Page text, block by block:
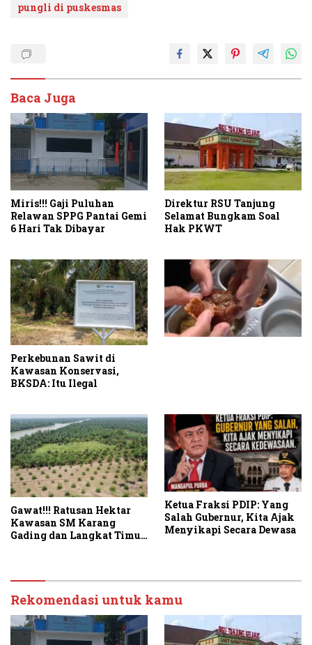
pungli di puskesmas
Baca Juga
Miris!!! Gaji Puluhan
Relawan SPPG Pantai Gemi
6 Hari Tak Dibayar
Direktur RSU Tanjung
Selamat Bungkam Soal
Hak PKWT
Perkebunan Sawit di
Kawasan Konservasi,
BKSDA: Itu Ilegal
Gawat!!! Ratusan Hektar
Kawasan SM Karang
Gading dan Langkat Timur
Ketua Fraksi PDIP: Yang
Salah Gubernur, Kita Ajak
Menyikapi Secara Dewasa
Rekomendasi untuk kamu